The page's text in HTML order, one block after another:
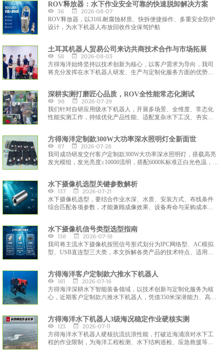
ROV释放器：水下作业安全可靠的快速脱卸解决方案
36
2026-08-07
ROV释放器，以316L耐腐蚀材质、快拆便捷操作、多重安全防护
设计，为水下机器人布放回收作业保驾护航
土耳其机器人贸易公司来访共商技术合作与市场拓展
58
2026-08-03
方得海洋始终坚持以技术创新为核心，以客户需求为导向，我司
将充分发挥在水下机器人研发、生产与定制化服务方面的优势，
深耕实测打磨匠心品质，ROV全性能常态化测试
98
2026-07-29
我们针对自研应用级水下机器人，开展多场景、全维度、常态化
性能实测工作，持续优化产品性能、适配复杂水下工况、夯实设
高可靠智能水下装备。
方得海洋定制款300W大功率深水照明灯全新面世
87
2026-07-28
我司成功研发交付客户定制款300W大功率深水照明灯，搭载高亮
发光模组，发光亮度≥10000流明，搭配6000K标准正白光色温，光
精准度与安全性。
水下摄像机选型关键参数解析
137
2026-07-21
水下摄像机选型，要结合作业水深、水质、安装方式、布线条件
综合匹配各项参数，才能兼顾成像效果、设备寿命与采购成本，
水下摄像机信号类型选型指南
138
2026-07-18
我司将主流水下摄像机按照信号形式划分为IPC网络型、AC模拟
型、USB直连型三大类，本文拆解各类产品的技术特点、适用场
方得海洋客户定制款六推水下机器人
181
2026-07-16
方得海洋深耕水下智能装备领域，以技术创新与定制化服务为核
心，近期客户定制款六推水下机器人，凭借350米深潜能力、高清
案，彰显方得海洋在水下装备研发与定制化服务的实力
方得海洋水下机器人3级海况稳定作业硬核实测
123
2026-07-11
方得海洋水下机器人硬核抗流抗浪性能，打破近海涌浪对水下工
程的作业限制，为海洋工程检测、水下结构巡检、应急救援等场